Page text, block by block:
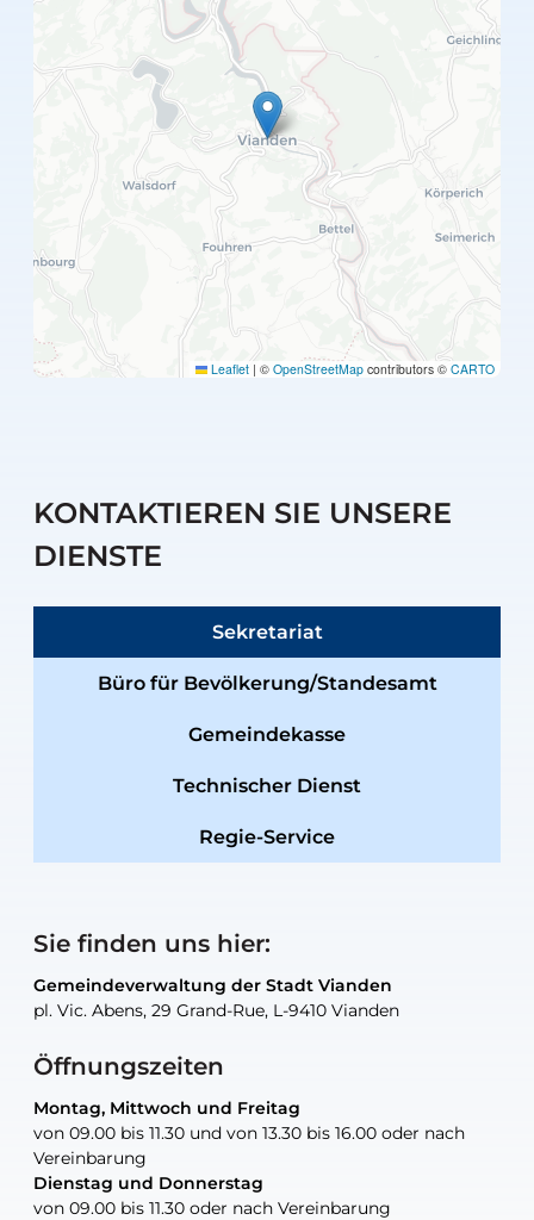
Leaflet | © OpenStreetMap contributors © CARTO
KONTAKTIEREN SIE UNSERE
DIENSTE
Sekretariat
Büro für Bevölkerung/Standesamt
Gemeindekasse
Technischer Dienst
Regie-Service
Sie finden uns hier:
Gemeindeverwaltung der Stadt Vianden
pl. Vic. Abens, 29 Grand-Rue, L-9410 Vianden
Öffnungszeiten
Montag, Mittwoch und Freitag
von 09.00 bis 11.30 und von 13.30 bis 16.00 oder nach
Vereinbarung
Dienstag und Donnerstag
von 09.00 bis 11.30 oder nach Vereinbarung
Gemeindeverwaltung der Stadt Vianden
pl. Vic. Abens, 29 Grand-Rue, L-9410 Vianden
Montag, Mittwoch und Freitag
von 09.00 bis 11.30 und von 13.30 bis 16.00 oder nach
Vereinbarung
Dienstag und Donnerstag
von 09.00 bis 11.30 oder nach Vereinbarung
Gemeindeverwaltung der Stadt Vianden
pl. Vic. Abens, 29 Grand-Rue, L-9410 Vianden
nur nach Vereinbarung
Tel.: (+352) 83 48 21-24
Gemeindeverwaltung der Stadt Vianden
pl. Vic. Abens, 29 Grand-Rue, L-9410 Vianden
nur nach Vereinbarung
E-Mail: aisha.abdullah@vianden.lu
Gemeindewerkstatt der Stadt Vianden
30, rue Neugarten, L-9422 Vianden
nur nach Vereinbarung
Tel.: (+352) 83 48 21-51